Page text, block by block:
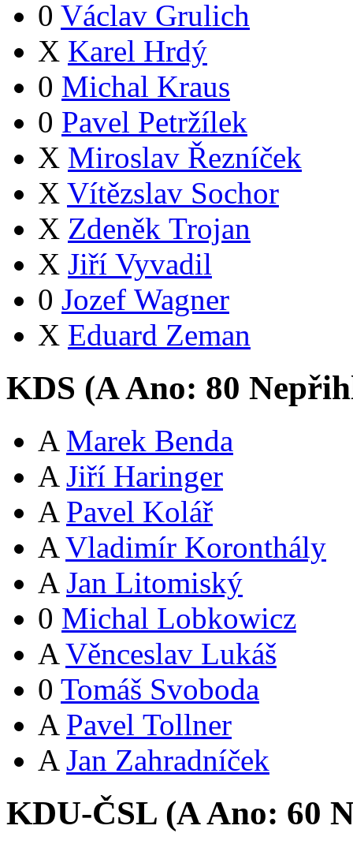
0 Václav Grulich
X Karel Hrdý
0 Michal Kraus
0 Pavel Petržílek
X Miroslav Řezníček
X Vítězslav Sochor
X Zdeněk Trojan
X Jiří Vyvadil
0 Jozef Wagner
X Eduard Zeman
KDS (AAno: 80
A Marek Benda
A Jiří Haringer
A Pavel Kolář
A Vladimír Koronthály
A Jan Litomiský
0 Michal Lobkowicz
A Věnceslav Lukáš
0 Tomáš Svoboda
A Pavel Tollner
A Jan Zahradníček
KDU-ČSL (AAno: 60